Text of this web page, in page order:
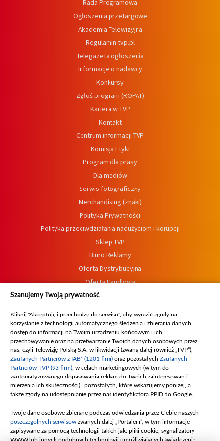
Rada Programowa
Ogłoszenia przetargowe
Akademia Telewizyjna
Regulamin tvp.pl
Telegazeta ogłoszenia
Informacje o nadawcy
Konkursy
Zgłoś program (ROPAT)
Kariera w TVP
Kontakt
Centrum informacji TVP
Komisja Etyki
Program dla prasy
Dla mediów
Serwis fotograficzny
Merchandising (znaki)
Polityka Prywatności
Polityka przeciwdziałania nadużyciom i korupcji
Sklep TVP
Biuro Reklamy
Oferta Dystrybucyjna
Oferta Handlowa
Dostępność
Procedura zgłoszeń wewnętrznych
Szanujemy Twoją prywatność
Kliknij "Akceptuję i przechodzę do serwisu", aby wyrazić zgody na
korzystanie z technologii automatycznego śledzenia i zbierania danych,
dostęp do informacji na Twoim urządzeniu końcowym i ich
przechowywanie oraz na przetwarzanie Twoich danych osobowych przez
nas, czyli Telewizję Polską S.A. w likwidacji (zwaną dalej również „TVP”),
Zaufanych Partnerów z IAB* (1201 firm) oraz pozostałych Zaufanych
Partnerów TVP (93 firm) , w celach marketingowych (w tym do
zautomatyzowanego dopasowania reklam do Twoich zainteresowań i
mierzenia ich skuteczności) i pozostałych, które wskazujemy poniżej, a
także zgody na udostępnianie przez nas identyfikatora PPID do Google.
Twoje dane osobowe zbierane podczas odwiedzania przez Ciebie naszych
poszczególnych serwisów zwanych dalej „Portalem”, w tym informacje
zapisywane za pomocą technologii takich jak: pliki cookie, sygnalizatory
WWW lub innych podobnych technologii umożliwiających świadczenie